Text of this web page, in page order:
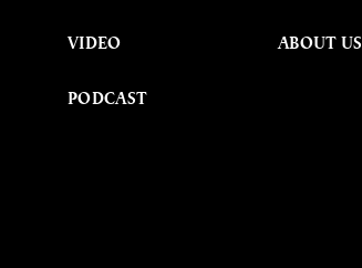
VIDEO
PODCAST
ABOUT US